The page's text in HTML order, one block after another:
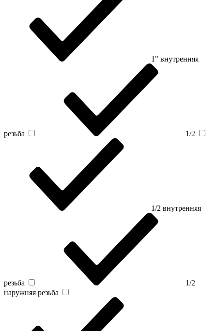
1" внутренняя
резьба 1/2
1/2 внутренняя
резьба
1/2
наружняя резьба